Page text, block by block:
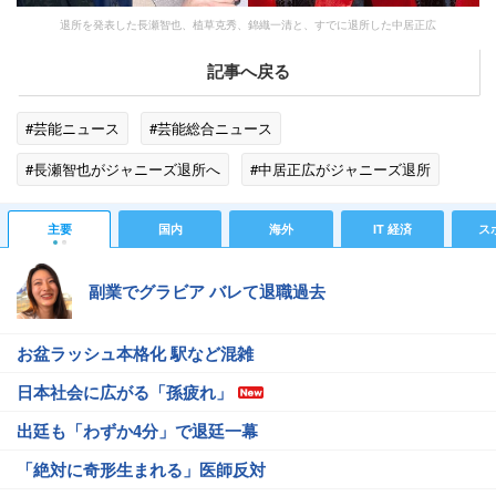
退所を発表した長瀬智也、植草克秀、錦織一清と、すでに退所した中居正広
記事へ戻る
#芸能ニュース
#芸能総合ニュース
#長瀬智也がジャニーズ退所へ
#中居正広がジャニーズ退所
#SMILE-UP.（旧ジャニーズ）
#山下智久 #ゴシップ
主要 国内 海外 IT 経済 ス
副業でグラビア バレて退職過去
お盆ラッシュ本格化 駅など混雑
日本社会に広がる「孫疲れ」
出廷も「わずか4分」で退廷一幕
「絶対に奇形生まれる」医師反対